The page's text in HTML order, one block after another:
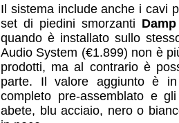
Il sistema include anche i cavi
set di piedini smorzanti
quando è installato sullo
Audio System (€1.899) non è
prodotti, ma al contrario è
parte. Il valore aggiunto è
completo pre-assemblato e
abete, blu acciaio, nero o